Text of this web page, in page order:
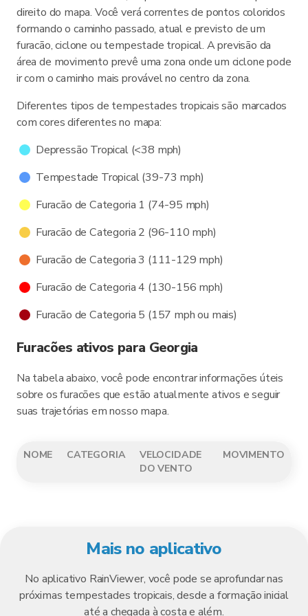
direito do mapa. Você verá correntes de pontos coloridos
formando o caminho passado, atual e previsto de um
furacão, ciclone ou tempestade tropical. A previsão da
área de movimento prevê uma zona onde um ciclone pode
ir com o caminho mais provável no centro da zona.
Diferentes tipos de tempestades tropicais são marcados
com cores diferentes no mapa:
Depressão Tropical (<38 mph)
Tempestade Tropical (39-73 mph)
Furacão de Categoria 1 (74-95 mph)
Furacão de Categoria 2 (96-110 mph)
Furacão de Categoria 3 (111-129 mph)
Furacão de Categoria 4 (130-156 mph)
Furacão de Categoria 5 (157 mph ou mais)
Furacões ativos para Georgia
Na tabela abaixo, você pode encontrar informações úteis
sobre os furacões que estão atualmente ativos e seguir
suas trajetórias em nosso mapa.
NOME CATEGORIA
VELOCIDADE
DO VENTO
MOVIMENTO
Mais no aplicativo
No aplicativo RainViewer, você pode se aprofundar nas
próximas tempestades tropicais, desde a formação inicial
até a chegada à costa e além.